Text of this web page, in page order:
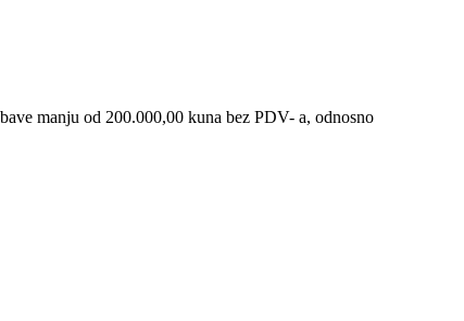
manju od 200.000,00 kuna bez PDV- a, odnosno